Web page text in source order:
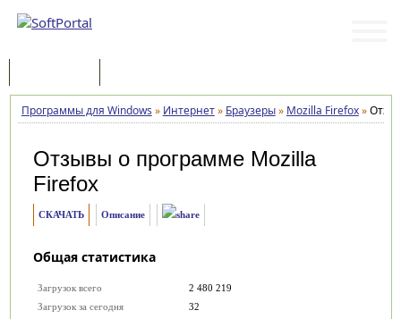
Программы для Windows » Интернет» Браузеры» Mozilla Firefox»
Отзывы о программе Mozilla
Firefox
СКАЧАТЬ Описание
Общая статистика
Загрузок всего
2 480 219
Загрузок за сегодня
32